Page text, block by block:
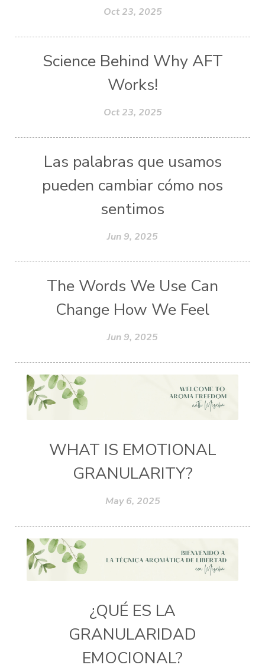
Oct 23, 2025
Science Behind Why AFT
Works!
Oct 23, 2025
Las palabras que usamos
pueden cambiar cómo nos
sentimos
Jun 9, 2025
The Words We Use Can
Change How We Feel
Jun 9, 2025
WHAT IS EMOTIONAL
GRANULARITY?
May 6, 2025
¿QUÉ ES LA
GRANULARIDAD
EMOCIONAL?